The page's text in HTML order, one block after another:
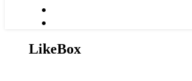
LikeBox